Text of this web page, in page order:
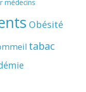
médecins
Obésité
tabac